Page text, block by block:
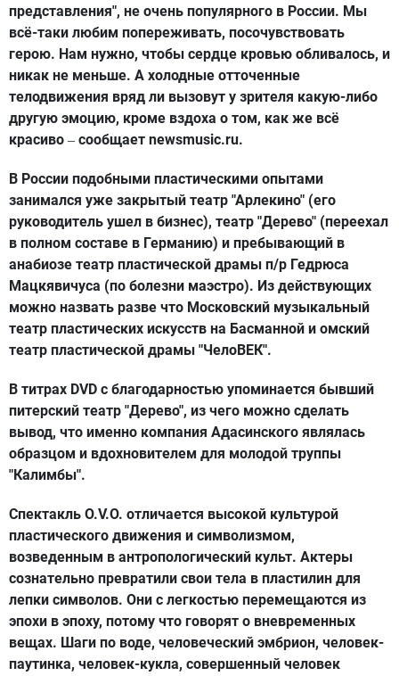
представления", не очень популярного в России. Мы
всё-таки любим попереживать, посочувствовать
герою. Нам нужно, чтобы сердце кровью обливалось, и
никак не меньше. А холодные отточенные
телодвижения вряд ли вызовут у зрителя какую-либо
другую эмоцию, кроме вздоха о том, как же всё
красиво – сообщает newsmusic.ru.
В России подобными пластическими опытами
занимался уже закрытый театр "Арлекино" (его
руководитель ушел в бизнес), театр "Дерево" (переехал
в полном составе в Германию) и пребывающий в
анабиозе театр пластической драмы п/р Гедрюса
Мацкявичуса (по болезни маэстро). Из действующих
можно назвать разве что Московский музыкальный
театр пластических искусств на Басманной и омский
театр пластической драмы "ЧелоВЕК".
В титрах DVD с благодарностью упоминается бывший
питерский театр "Дерево", из чего можно сделать
вывод, что именно компания Адасинского являлась
образцом и вдохновителем для молодой труппы
"Калимбы".
Спектакль O.V.O. отличается высокой культурой
пластического движения и символизмом,
возведенным в антропологический культ. Актеры
сознательно превратили свои тела в пластилин для
лепки символов. Они с легкостью перемещаются из
эпохи в эпоху, потому что говорят о вневременных
вещах. Шаги по воде, человеческий эмбрион, человек-
паутинка, человек-кукла, совершенный человек